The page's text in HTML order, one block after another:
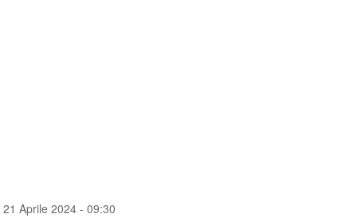
21 Aprile 2024 - 09:30